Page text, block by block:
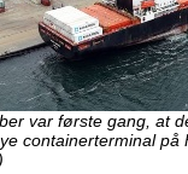
var første gang, at
containerterminal